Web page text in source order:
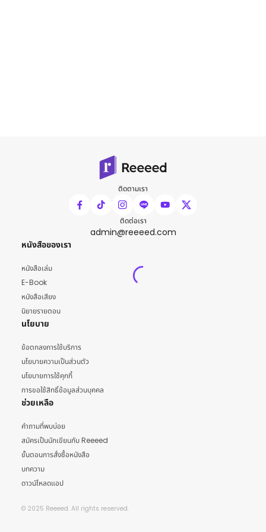
ติดตามเรา
ติดต่อเรา
admin@reeeed.com
หนังสือของเรา
หนังสือเล่ม
E-Book
หนังสือเสียง
นิยายรายตอน
นโยบาย
ข้อตกลงการใช้บริการ
นโยบายความเป็นส่วนตัว
นโยบายการใช้คุกกี้
การขอใช้สิทธิ์ข้อมูลส่วนบุคคล
ช่วยเหลือ
คำถามที่พบบ่อย
สมัครเป็นนักเขียนกับ Reeeed
ขั้นตอนการสั่งซื้อหนังสือ
บทความ
ดาวน์โหลดแอป
© 2025 Reeeed. All rights reserved.